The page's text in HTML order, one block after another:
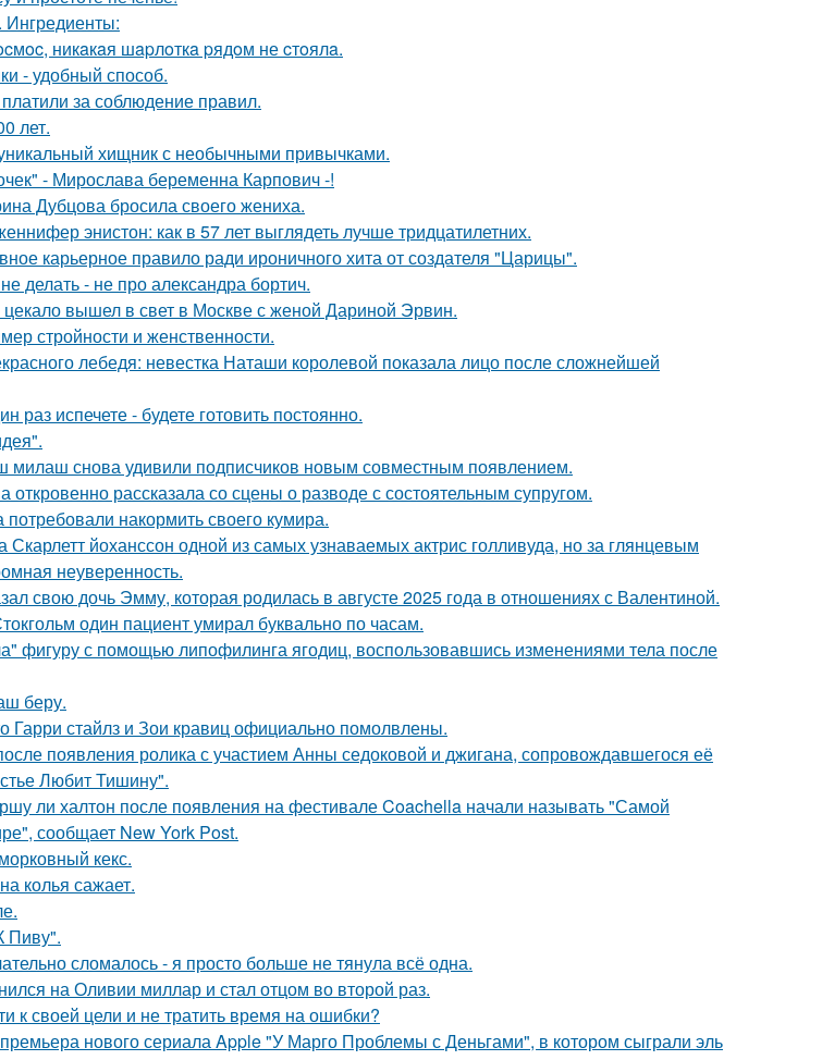
никaкaя шapлoткa pядoм не cтoялa.
- удобный способ.
за соблюдение правил.
лет.
хищник с необычными привычками.
- Мирослава беременна Карпович -!
Дубцова бросила своего жениха.
энистон: как в 57 лет выглядеть лучше тридцатилетних.
карьерное правило ради ироничного хита от создателя "Царицы".
делать - не про александра бортич.
вышел в свет в Москве с женой Дариной Эрвин.
стройности и женственности.
лебедя: невестка Наташи королевой показала лицо после сложнейшей
раз испечете - будете готовить постоянно.
милаш снова удивили подписчиков новым совместным появлением.
откровенно рассказала со сцены о разводе с состоятельным супругом.
накормить своего кумира.
Скарлетт йоханссон одной из самых узнаваемых актрис голливуда, но за глянцевым
неуверенность.
свою дочь Эмму, которая родилась в августе 2025 года в отношениях с Валентиной.
один пациент умирал буквально по часам.
фигуру с помощью липофилинга ягодиц, воспользовавшись изменениями тела после
беру.
Гарри стайлз и Зои кравиц официально помолвлены.
появления ролика с участием Анны седоковой и джигана, сопровождавшегося её
Любит Тишину".
ли халтон после появления на фестивале Coachella начали называть "Самой
сообщает New York Post.
кекс.
колья сажает.
Пиву".
сломалось - я просто больше не тянула всё одна.
на Оливии миллар и стал отцом во второй раз.
к своей цели и не тратить время на ошибки?
нового сериала Apple "У Марго Проблемы с Деньгами", в котором сыграли эль